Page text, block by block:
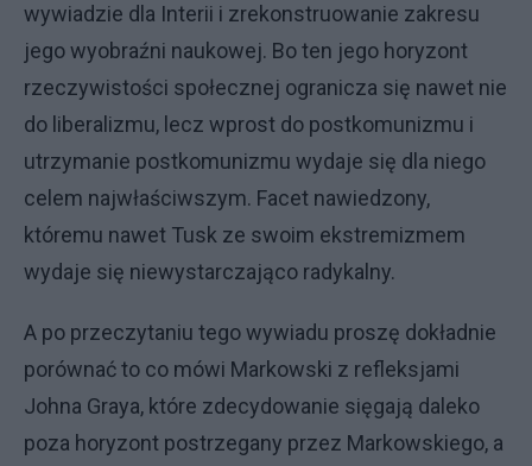
wywiadzie dla Interii i zrekonstruowanie zakresu
jego wyobraźni naukowej. Bo ten jego horyzont
rzeczywistości społecznej ogranicza się nawet nie
do liberalizmu, lecz wprost do postkomunizmu i
utrzymanie postkomunizmu wydaje się dla niego
celem najwłaściwszym. Facet nawiedzony,
któremu nawet Tusk ze swoim ekstremizmem
wydaje się niewystarczająco radykalny.
A po przeczytaniu tego wywiadu proszę dokładnie
porównać to co mówi Markowski z refleksjami
Johna Graya, które zdecydowanie sięgają daleko
poza horyzont postrzegany przez Markowskiego, a